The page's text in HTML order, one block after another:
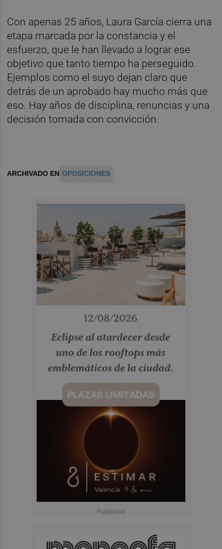
Con apenas 25 años, Laura García cierra una
etapa marcada por la constancia y el
esfuerzo, que le han llevado a lograr ese
objetivo que tanto tiempo ha perseguido.
Ejemplos como el suyo dejan claro que
detrás de un aprobado hay mucho más que
eso. Hay años de disciplina, renuncias y una
decisión tomada con convicción.
ARCHIVADO EN OPOSICIONES